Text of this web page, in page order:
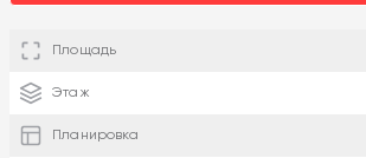
Площадь
Этаж
Планировка